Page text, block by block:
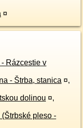
¤
Rázcestie v
- Štrba, stanica ¤,
dolinou ¤,
pleso -